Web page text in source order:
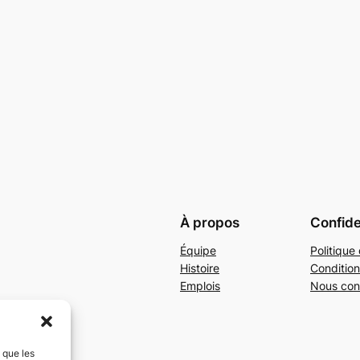
les
À propos
Équipe
Histoire
Emplois
Politique
Nous